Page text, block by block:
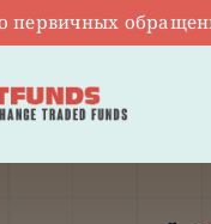
обращений за